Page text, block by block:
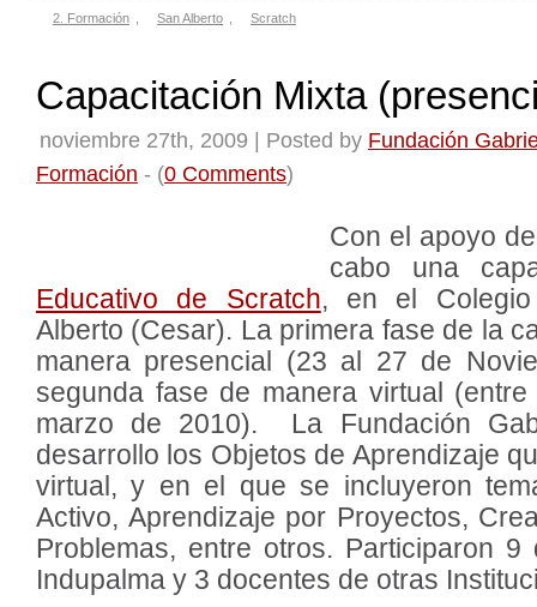
2. Formación San Alberto Scratch
Capacitación Mixta
noviembre 27th, 2009 | Posted by Fundación
Formación - (0 Comments)
Con el apoyo
cabo una
Educativo de Scratch, en el
Alberto (Cesar). La primera fase de la
manera presencial (23 al 27 de
segunda fase de manera virtual
marzo de 2010). La Fundación
desarrollo los Objetos de Aprendizaje
virtual, y en el que se incluyeron
Activo, Aprendizaje por Proyectos,
Problemas, entre otros. Participaron
Indupalma y 3 docentes de otras